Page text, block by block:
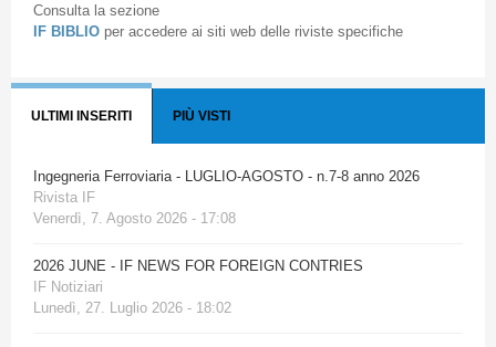
Consulta la sezione
IF BIBLIO per accedere ai siti web delle riviste specifiche
ULTIMI INSERITI PIÙ VISTI
Ingegneria Ferroviaria - LUGLIO-AGOSTO - n.7-8 anno 2026
Rivista IF
Venerdì, 7. Agosto 2026 - 17:08
2026 JUNE - IF NEWS FOR FOREIGN CONTRIES
IF Notiziari
Lunedì, 27. Luglio 2026 - 18:02